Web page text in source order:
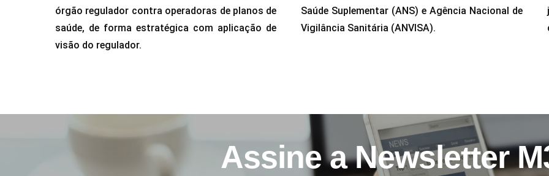
órgão regulador contra operadoras de planos de
saúde, de forma estratégica com aplicação de
visão do regulador.
Saúde Suplementar (ANS) e Agência Nacional de
Vigilância Sanitária (ANVISA).
Assine a Newsletter